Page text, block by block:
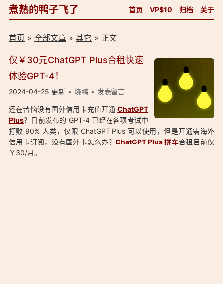
煮熟的鸭子飞了 首页 VP$10 归档 关于
首页 » 全部文章» 其它 » 正文
仅￥30元ChatGPT Plus合租快速
体验GPT-4！
2024-04-25 更新 烧鸭 发表留言
还在苦恼没有国外信用卡充值开通ChatGPT
Plus？日前发布的 GPT-4 已经在各项考试中
打败 90% 人类，仅限 ChatGPT Plus 可以使用，但是开通需海外
信用卡订阅，没有国外卡怎么办？ ChatGPT Plus 拼车合租目前仅
￥30/月。